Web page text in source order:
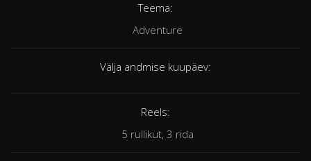
Teema:
Adventure
Välja andmise kuupäev:
Reels:
5 rullikut, 3 rida